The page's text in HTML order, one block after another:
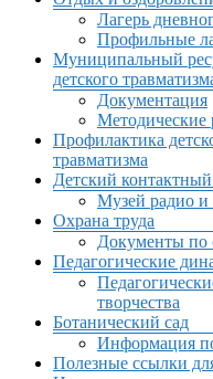
Лагерь
Профильные
Муниципальный
детского
Документация
Методические
Профилактика
травматизма
Детский
Музей радио и
Охрана труда
Документы по
Педагогические
творчества
Ботанический сад
Информация
Полезные ссылки